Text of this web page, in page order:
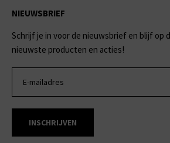
NIEUWSBRIEF
Schrijf je in voor de nieuwsbrief en blijf op
nieuwste producten en acties!
INSCHRIJVEN